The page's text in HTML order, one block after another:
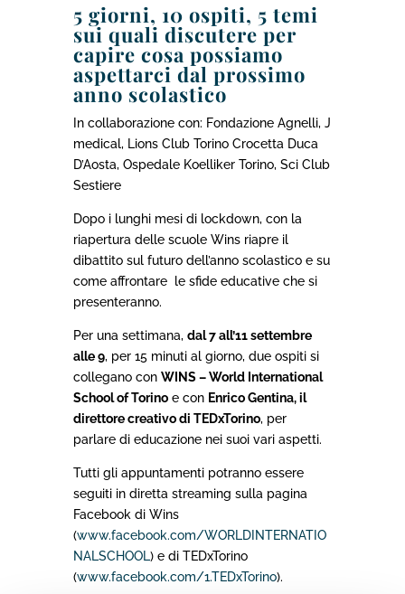
5 giorni, 10 ospiti, 5 temi
sui quali discutere per
capire cosa possiamo
aspettarci dal prossimo
anno scolastico
In collaborazione con: Fondazione Agnelli, J
medical, Lions Club Torino Crocetta Duca
D’Aosta, Ospedale Koelliker Torino, Sci Club
Sestiere
Dopo i lunghi mesi di lockdown, con la
riapertura delle scuole Wins riapre il
dibattito sul futuro dell’anno scolastico e su
come affrontare le sfide educative che si
presenteranno.
Per una settimana, dal 7 all’11 settembre
alle 9, per 15 minuti al giorno, due ospiti si
collegano con WINS – World International
School of Torinoe con Enrico Gentina, il
direttore creativo di TEDxTorino, per
parlare di educazione nei suoi vari aspetti.
Tutti gli appuntamenti potranno essere
seguiti in diretta streaming sulla pagina
Facebook di Wins
(www.facebook.com/WORLDINTERNATIO
NALSCHOOL) e di TEDxTorino
(www.facebook.com/1.TEDxTorino).